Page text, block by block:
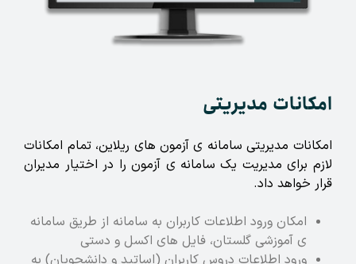
امکانات مدیریتی
امکانات مدیریتی سامانه ی آزمون های ریلاین، تمام امکانات
لازم برای مدیریت یک سامانه ی آزمون را در اختیار مدیران
قرار خواهد داد.
امکان ورود اطلاعات کاربران به سامانه از طریق سامانه
ی آموزشی گلستان، فایل های اکسل و دستی
ورود اطلاعات دروس کاربران (اساتید و دانشجویان) به